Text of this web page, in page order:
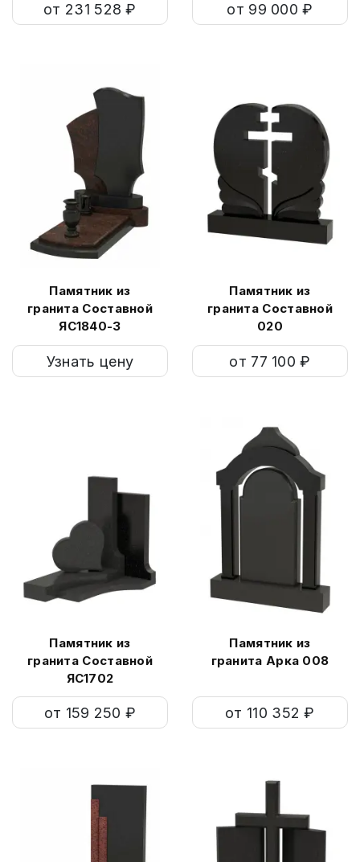
от 231 528 ₽ от 99 000 ₽
Памятник из
гранита Составной
ЯС1840-3
Узнать цену
Памятник из
гранита Составной
020
от 77 100 ₽
Памятник из
гранита Составной
ЯС1702
от 159 250 ₽
Памятник из
гранита Арка 008
от 110 352 ₽